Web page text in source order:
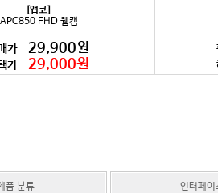
[앱코]
APC850 FHD 웹캠
가 29,900원
가 29,000원
품 분류 인터페이